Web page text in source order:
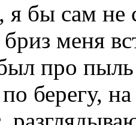
я бы сам
меня
про
берегу,